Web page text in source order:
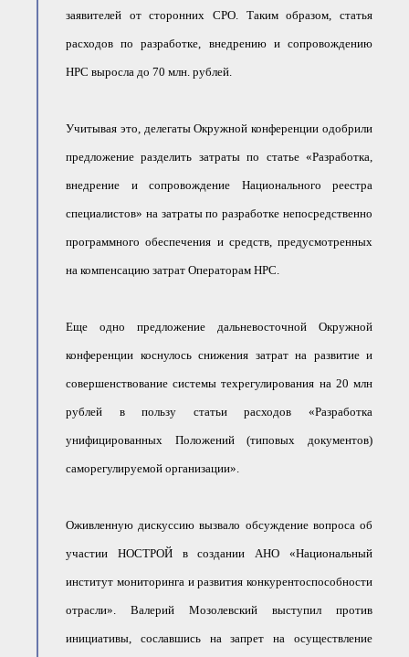
заявителей от сторонних СРО. Таким образом, статья
расходов по разработке, внедрению и сопровождению
НРС выросла до 70 млн. рублей.
Учитывая это, делегаты Окружной конференции одобрили
предложение разделить затраты по статье «Разработка,
внедрение и сопровождение Национального реестра
специалистов» на затраты по разработке непосредственно
программного обеспечения и средств, предусмотренных
на компенсацию затрат Операторам НРС.
Еще одно предложение дальневосточной Окружной
конференции коснулось снижения затрат на развитие и
совершенствование системы техрегулирования на 20 млн
рублей в пользу статьи расходов «Разработка
унифицированных Положений (типовых документов)
саморегулируемой организации».
Оживленную дискуссию вызвало обсуждение вопроса об
участии НОСТРОЙ в создании АНО «Национальный
институт мониторинга и развития конкурентоспособности
отрасли». Валерий Мозолевский выступил против
инициативы, сославшись на запрет на осуществление